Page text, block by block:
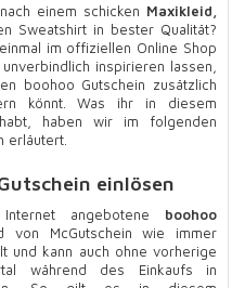
einem schicken Maxikleid,
Sweatshirt in bester Qualität?
im offiziellen Online Shop
inspirieren lassen,
boohoo Gutschein zusätzlich
könnt. Was ihr in diesem
haben wir im folgenden
erläutert.
einlösen
angebotene boohoo
von McGutschein wie immer
und kann auch ohne vorherige
während des Einkaufs in